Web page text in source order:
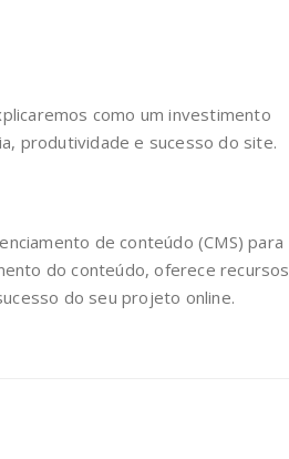
como um investimento
produtividade e sucesso do site.
de conteúdo (CMS) para
do conteúdo, oferece recursos
do seu projeto online.